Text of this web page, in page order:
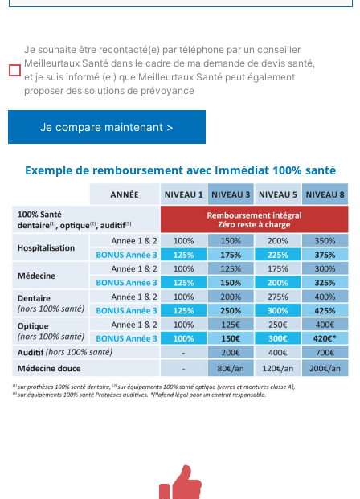
Exemple de remboursement avec Immédiat 100% santé
Je souhaite être recontacté(e) par téléphone par un conseiller
Meilleurtaux Santé dans le cadre de ma demande de devis santé,
et je suis informé (e ) que Meilleurtaux Santé peut également
proposer des solutions de prévoyance
Je compare maintenant >